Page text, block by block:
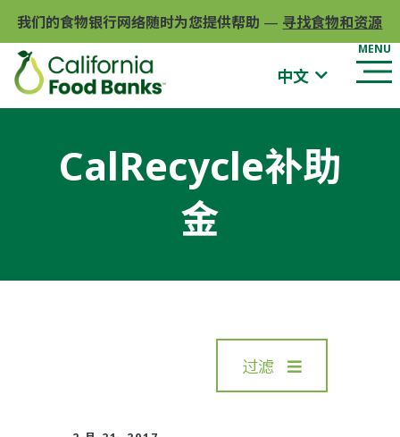
我们的食物银行网络随时为您提供帮助 — 寻找食物和资源
中文
CalRecycle补助
金
过滤